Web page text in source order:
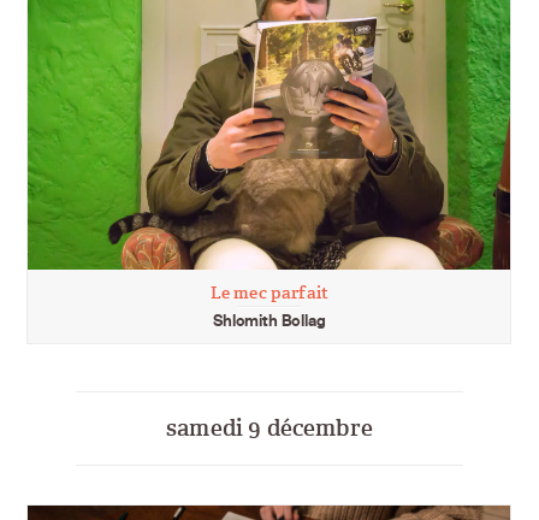
Le mec parfait
Shlomith Bollag
samedi 9 décembre